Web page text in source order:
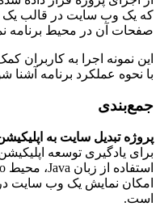
که یک وب سایت در قالب یک
صفحات آن در محیط برنامه
این نمونه اجرا به
با نحوه عملکرد برنامه آشنا
جمع‌بندی
پروژه تبدیل سایت به
برای یادگیری توسعه
امکان نمایش یک وب سایت
است.